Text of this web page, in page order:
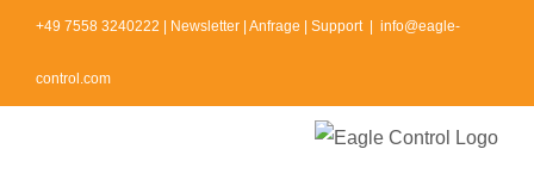
springen
+49 7558 3240222 Newsletter Anfrage Support info@eagle-
control.com